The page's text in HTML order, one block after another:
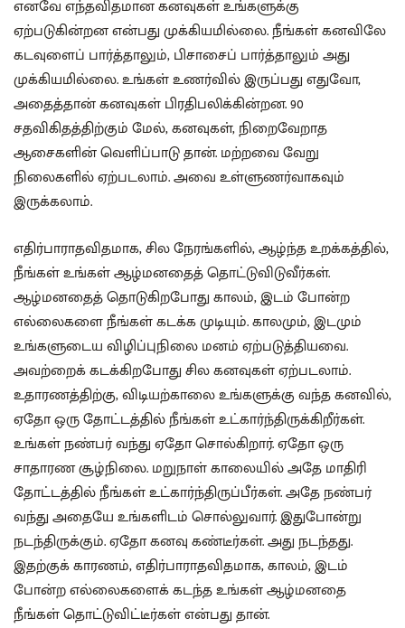
எனவே எந்தவிதமான கனவுகள் உங்களுக்கு
ஏற்படுகின்றன என்பது முக்கியமில்லை. நீங்கள் கனவிலே
கடவுளைப் பார்த்தாலும், பிசாசைப் பார்த்தாலும் அது
முக்கியமில்லை. உங்கள் உணர்வில் இருப்பது எதுவோ,
அதைத்தான் கனவுகள் பிரதிபலிக்கின்றன. 90
சதவிகிதத்திற்கும் மேல், கனவுகள், நிறைவேறாத
ஆசைகளின் வெளிப்பாடு தான். மற்றவை வேறு
நிலைகளில் ஏற்படலாம். அவை உள்ளுணர்வாகவும்
இருக்கலாம்.
எதிர்பாராதவிதமாக, சில நேரங்களில், ஆழ்ந்த உறக்கத்தில்,
நீங்கள் உங்கள் ஆழ்மனதைத் தொட்டுவிடுவீர்கள்.
ஆழ்மனதைத் தொடுகிறபோது காலம், இடம் போன்ற
எல்லைகளை நீங்கள் கடக்க முடியும். காலமும், இடமும்
உங்களுடைய விழிப்புநிலை மனம் ஏற்படுத்தியவை.
அவற்றைக் கடக்கிறபோது சில கனவுகள் ஏற்படலாம்.
உதாரணத்திற்கு, விடியற்காலை உங்களுக்கு வந்த கனவில்,
ஏதோ ஒரு தோட்டத்தில் நீங்கள் உட்கார்ந்திருக்கிறீர்கள்.
உங்கள் நண்பர் வந்து ஏதோ சொல்கிறார். ஏதோ ஒரு
சாதாரண சூழ்நிலை. மறுநாள் காலையில் அதே மாதிரி
தோட்டத்தில் நீங்கள் உட்கார்ந்திருப்பீர்கள். அதே நண்பர்
வந்து அதையே உங்களிடம் சொல்லுவார். இதுபோன்று
நடந்திருக்கும். ஏதோ கனவு கண்டீர்கள். அது நடந்தது.
இதற்குக் காரணம், எதிர்பாராதவிதமாக, காலம், இடம்
போன்ற எல்லைகளைக் கடந்த உங்கள் ஆழ்மனதை
நீங்கள் தொட்டுவிட்டீர்கள் என்பது தான்.